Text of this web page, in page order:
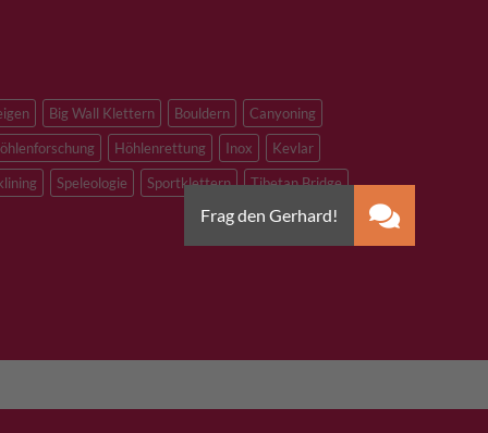
Big Wall Klettern Bouldern
Canyoning
Höhlenrettung Inox
Kevlar
Speleologie Sportklettern
Tibetan Bridge